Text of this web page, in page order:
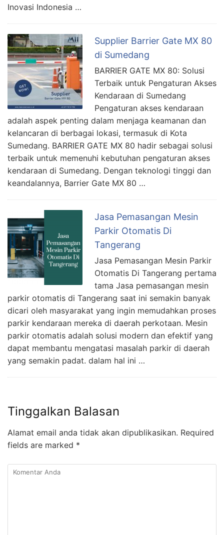
Inovasi Indonesia …
Supplier Barrier Gate MX 80
di Sumedang
BARRIER GATE MX 80: Solusi
Terbaik untuk Pengaturan Akses
Kendaraan di Sumedang
Pengaturan akses kendaraan
adalah aspek penting dalam menjaga keamanan dan
kelancaran di berbagai lokasi, termasuk di Kota
Sumedang. BARRIER GATE MX 80 hadir sebagai solusi
terbaik untuk memenuhi kebutuhan pengaturan akses
kendaraan di Sumedang. Dengan teknologi tinggi dan
keandalannya, Barrier Gate MX 80 …
Jasa Pemasangan Mesin
Parkir Otomatis Di
Tangerang
Jasa Pemasangan Mesin Parkir
Otomatis Di Tangerang pertama
tama Jasa pemasangan mesin
parkir otomatis di Tangerang saat ini semakin banyak
dicari oleh masyarakat yang ingin memudahkan proses
parkir kendaraan mereka di daerah perkotaan. Mesin
parkir otomatis adalah solusi modern dan efektif yang
dapat membantu mengatasi masalah parkir di daerah
yang semakin padat. dalam hal ini …
Tinggalkan Balasan
Alamat email anda tidak akan dipublikasikan. Required
fields are marked *